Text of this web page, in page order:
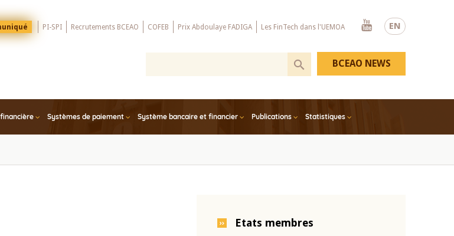
EN
PI-SPI Recrutements BCEAO COFEB Prix Abdoulaye FADIGA Les FinTech dans l'UEMOA
Youtube
Systèmes de paiement Système bancaire et financier Publications Statistiques
BCEAO NEWS
Etats membres